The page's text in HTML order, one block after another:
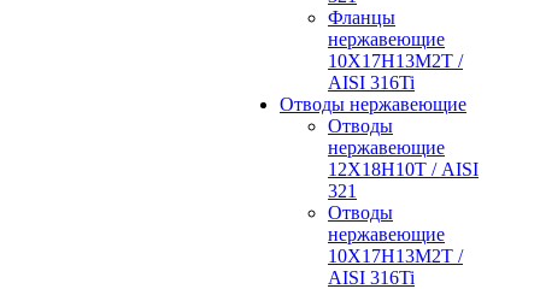
Фланцы
нержавеющие
10Х17Н13М2Т /
AISI 316Ti
Отводы нержавеющие
Отводы
нержавеющие
12Х18Н10Т / AISI
321
Отводы
нержавеющие
10Х17Н13М2Т /
AISI 316Ti